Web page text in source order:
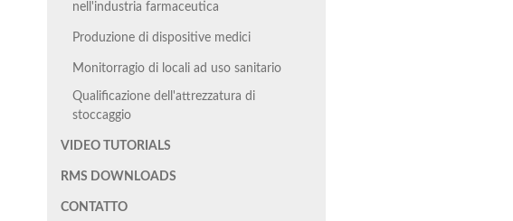
nell'industria farmaceutica
Produzione di dispositive medici
Monitorragio di locali ad uso sanitario
Qualificazione dell'attrezzatura di
stoccaggio
VIDEO TUTORIALS
RMS DOWNLOADS
CONTATTO